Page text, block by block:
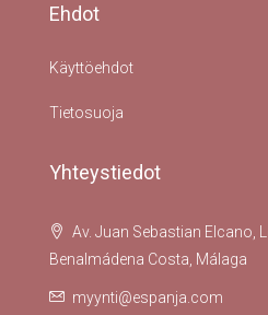
Ehdot
Käyttöehdot
Tietosuoja
Yhteystiedot
Av. Juan Sebastian Elcano,
Benalmádena Costa, Málaga
myynti@espanja.com